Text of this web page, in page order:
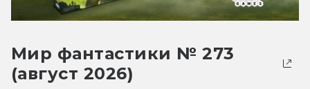
Мир фантастики № 273
(август 2026)